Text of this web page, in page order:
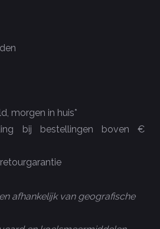
morgen in huis*
bij bestellingen boven €
afhankelijk van geografische